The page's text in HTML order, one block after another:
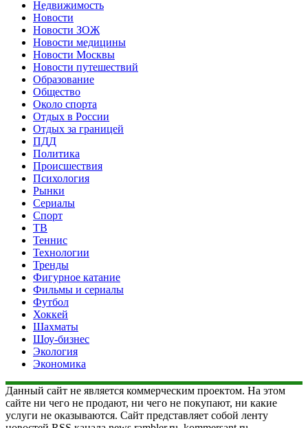
Недвижимость
Новости
Новости ЗОЖ
Новости медицины
Новости Москвы
Новости путешествий
Образование
Общество
Около спорта
Отдых в России
Отдых за границей
ПДД
Политика
Происшествия
Психология
Рынки
Сериалы
Спорт
ТВ
Теннис
Технологии
Тренды
Фигурное катание
Фильмы и сериалы
Футбол
Хоккей
Шахматы
Шоу-бизнес
Экология
Экономика
Данный сайт не является коммерческим проектом. На этом
сайте ни чего не продают, ни чего не покупают, ни какие
услуги не оказываются. Сайт представляет собой ленту